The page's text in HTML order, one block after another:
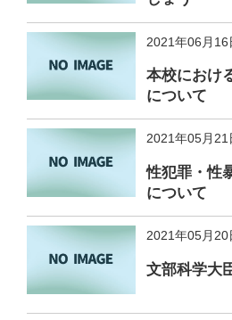
2021年06月
本校におけ
について
2021年05月21
性犯罪・性
について
2021年05月20
文部科学大